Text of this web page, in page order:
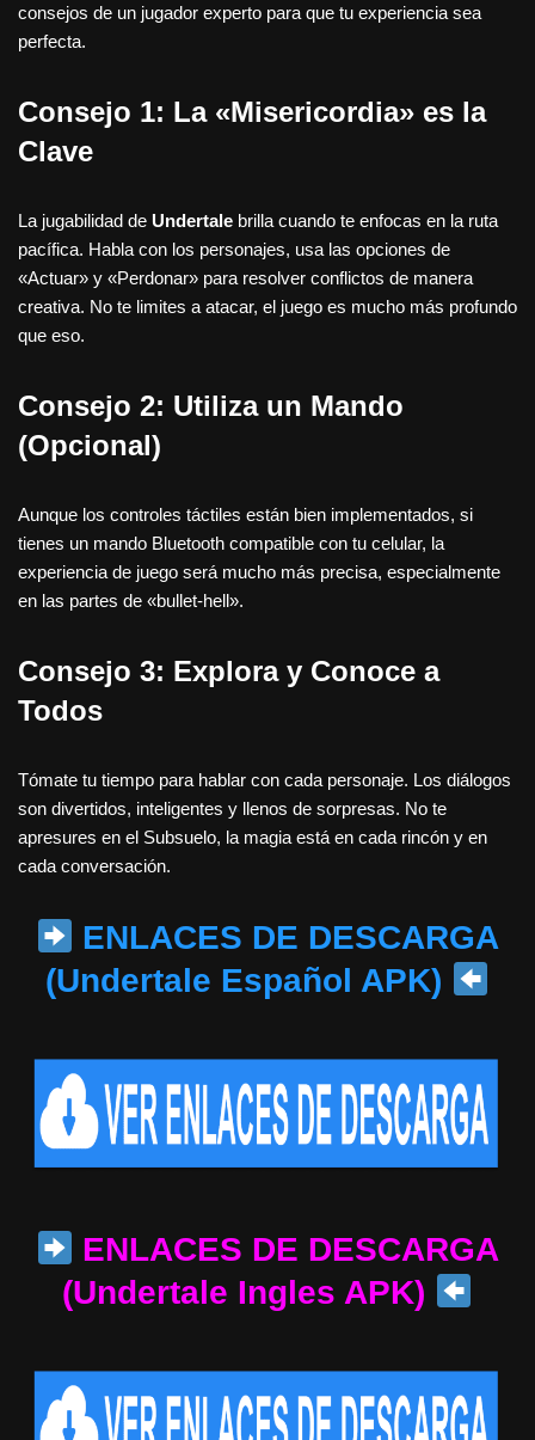
consejos de un jugador experto para que tu experiencia sea
perfecta.
Consejo 1: La «Misericordia» es la
Clave
La jugabilidad de Undertale brilla cuando te enfocas en la ruta
pacífica. Habla con los personajes, usa las opciones de
«Actuar» y «Perdonar» para resolver conflictos de manera
creativa. No te limites a atacar, el juego es mucho más profundo
que eso.
Consejo 2: Utiliza un Mando
(Opcional)
Aunque los controles táctiles están bien implementados, si
tienes un mando Bluetooth compatible con tu celular, la
experiencia de juego será mucho más precisa, especialmente
en las partes de «bullet-hell».
Consejo 3: Explora y Conoce a
Todos
Tómate tu tiempo para hablar con cada personaje. Los diálogos
son divertidos, inteligentes y llenos de sorpresas. No te
apresures en el Subsuelo, la magia está en cada rincón y en
cada conversación.
ENLACES DE DESCARGA
(Undertale Español APK)
ENLACES DE DESCARGA
(Undertale Ingles APK)